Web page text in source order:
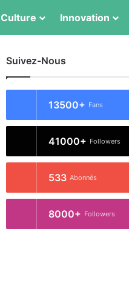
Culture Innovation
Suivez-Nous
13500+ Fans
41000+ Followers
533 Abonnés
8000+ Followers